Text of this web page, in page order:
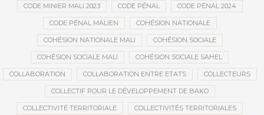
CODE MINIER MALI 2023 CODE PÉNAL CODE PÉNAL 2024
CODE PÉNAL MALIEN COHÉSION NATIONALE
COHÉSION NATIONALE MALI COHÉSION SOCIALE
COHÉSION SOCIALE MALI COHÉSION SOCIALE SAHEL
COLLABORATION COLLABORATION ENTRE ETATS COLLECTEURS
COLLECTIF POUR LE DÉVELOPPEMENT DE BAKO
COLLECTIVITÉ TERRITORIALE COLLECTIVITÉS TERRITORIALES